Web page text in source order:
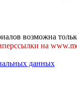
возможна
на
данных